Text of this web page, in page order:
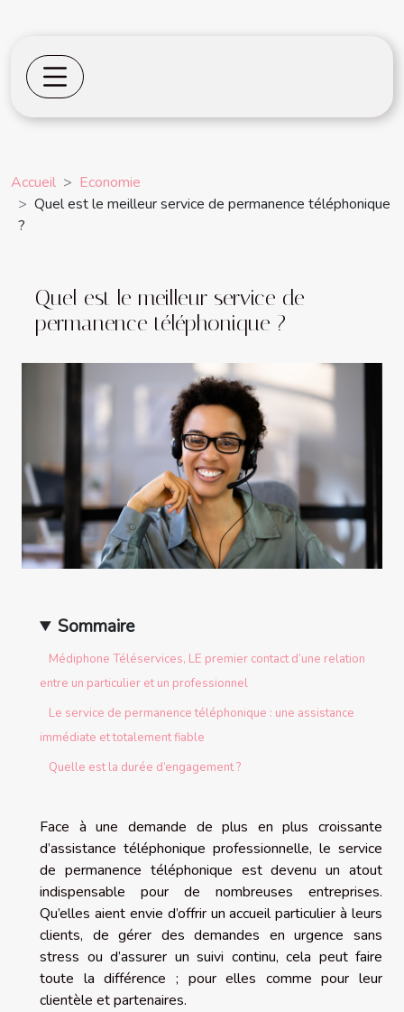
Accueil
Economie
Quel est le meilleur service de permanence téléphonique
?
Quel est le meilleur service de
permanence téléphonique ?
Sommaire
Médiphone Téléservices, LE premier contact d’une relation
entre un particulier et un professionnel
Le service de permanence téléphonique : une assistance
immédiate et totalement fiable
Quelle est la durée d’engagement ?
Face à une demande de plus en plus croissante
d’assistance téléphonique professionnelle, le service
de permanence téléphonique est devenu un atout
indispensable pour de nombreuses entreprises.
Qu’elles aient envie d’offrir un accueil particulier à leurs
clients, de gérer des demandes en urgence sans
stress ou d’assurer un suivi continu, cela peut faire
toute la différence ; pour elles comme pour leur
clientèle et partenaires.